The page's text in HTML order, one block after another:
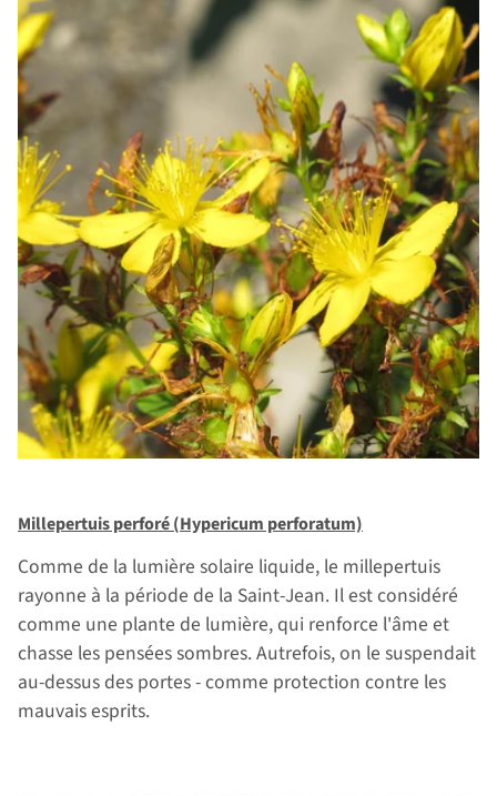
Millepertuis perforé (Hypericum perforatum)
Comme de la lumière solaire liquide, le millepertuis
rayonne à la période de la Saint-Jean. Il est considéré
comme une plante de lumière, qui renforce l'âme et
chasse les pensées sombres. Autrefois, on le suspendait
au-dessus des portes - comme protection contre les
mauvais esprits.